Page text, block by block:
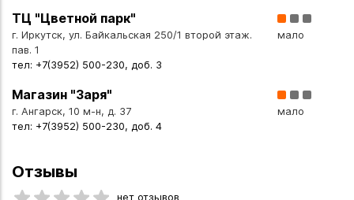
ТЦ "Цветной парк"
г. Иркутск, ул. Байкальская 250/1 второй этаж.
пав. 1
тел: +7(3952) 500-230, доб. 3
мало
Магазин "Заря"
г. Ангарск, 10 м-н, д. 37
тел: +7(3952) 500-230, доб. 4
мало
Отзывы
нет отзывов